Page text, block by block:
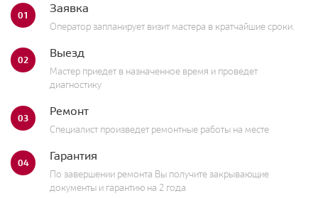
01 Заявка
Оператор запланирует визит мастера в кратчайшие сроки.
02 Выезд
Мастер приедет в назначенное время и проведет
диагностику
03 Ремонт
Специалист произведет ремонтные работы на месте
04 Гарантия
По завершении ремонта Вы получите закрывающие
документы и гарантию на 2 года